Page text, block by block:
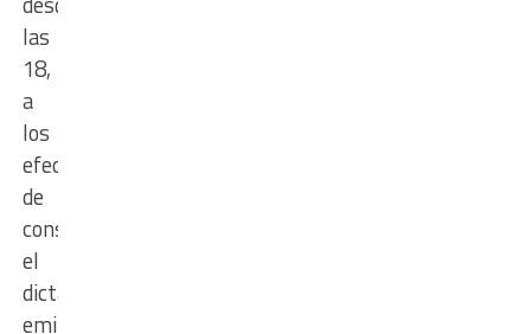
las
18,
a
los
efectos
de
considerar
el
dictamen
emitido